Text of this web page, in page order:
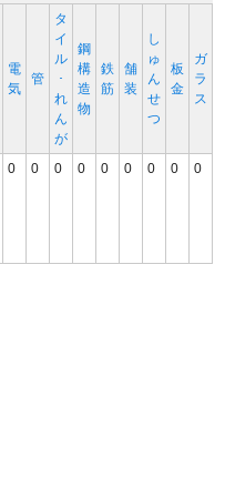
電
気
管
タ
イ
ル
･
れ
ん
が
鋼
構
造
物
鉄
筋
舗
装
し
ゅ
ん
せ
つ
板
金
ガ
ラ
ス
0 0 0 0 0 0 0 0 0